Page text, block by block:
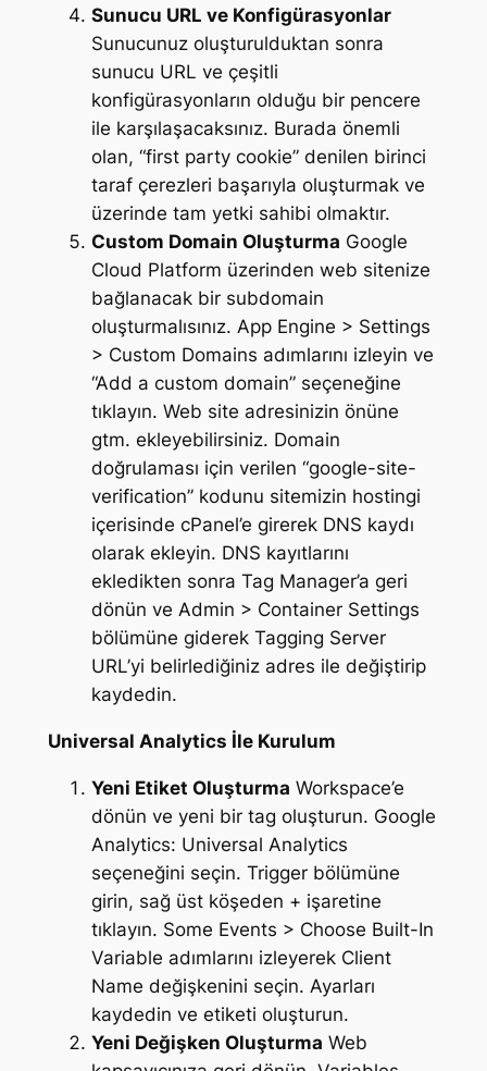
Sunucu URL ve Konfigürasyonlar
Sunucunuz oluşturulduktan sonra
sunucu URL ve çeşitli
konfigürasyonların olduğu bir pencere
ile karşılaşacaksınız. Burada önemli
olan, “first party cookie” denilen birinci
taraf çerezleri başarıyla oluşturmak ve
üzerinde tam yetki sahibi olmaktır.
Custom Domain Oluşturma Google
Cloud Platform üzerinden web sitenize
bağlanacak bir subdomain
oluşturmalısınız. App Engine > Settings
> Custom Domains adımlarını izleyin ve
“Add a custom domain” seçeneğine
tıklayın. Web site adresinizin önüne
gtm. ekleyebilirsiniz. Domain
doğrulaması için verilen “google-site-
verification” kodunu sitemizin hostingi
içerisinde cPanel’e girerek DNS kaydı
olarak ekleyin. DNS kayıtlarını
ekledikten sonra Tag Manager’a geri
dönün ve Admin > Container Settings
bölümüne giderek Tagging Server
URL’yi belirlediğiniz adres ile değiştirip
kaydedin.
Universal Analytics İle Kurulum
Yeni Etiket Oluşturma Workspace’e
dönün ve yeni bir tag oluşturun. Google
Analytics: Universal Analytics
seçeneğini seçin. Trigger bölümüne
girin, sağ üst köşeden + işaretine
tıklayın. Some Events > Choose Built-In
Variable adımlarını izleyerek Client
Name değişkenini seçin. Ayarları
kaydedin ve etiketi oluşturun.
Yeni Değişken Oluşturma Web